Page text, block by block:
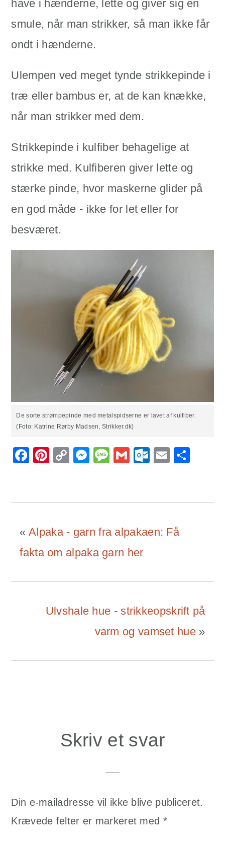
have i hænderne, lette og giver sig en
smule, når man strikker, så man ikke får
ondt i hænderne.
Ulempen ved meget tynde strikkepinde i
træ eller bambus er, at de kan knække,
når man strikker med dem.
Strikkepinde i kulfiber behagelige at
strikke med. Kulfiberen giver lette og
stærke pinde, hvor maskerne glider på
en god måde - ikke for let eller for
besværet.
De sorte strømpepinde med metalspidserne er lavet af kulfiber.
(Foto: Katrine Rørby Madsen, Strikker.dk)
Facebook
Pinterest
CopyMessenger
Message
Gmail Email
« Alpaka - garn fra alpakaen: Få
fakta om alpaka garn her
Ulvshale hue - strikkeopskrift på
varm og vamset hue »
Skriv et svar
Din e-mailadresse vil ikke blive publiceret.
Krævede felter er markeret med *